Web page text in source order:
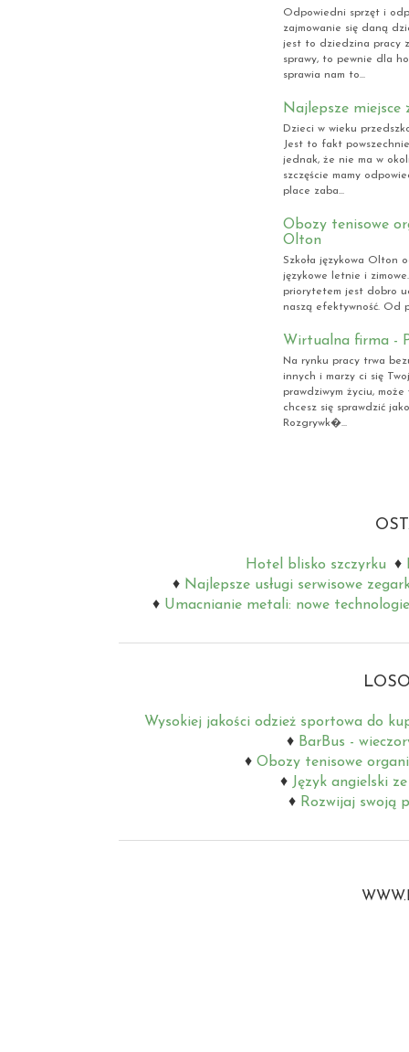
Odpowiedni sprzęt i
zajmowanie się daną
jest to dziedzina pracy
sprawy, to pewnie dla
sprawia nam to...
Najlepsze miejsce
Dzieci w wieku
Jest to fakt
jednak, że nie ma w
szczęście mamy
place zaba...
Obozy tenisowe
Olton
Szkoła językowa Olton
językowe letnie i
priorytetem jest dobro
naszą efektywność. Od
Wirtualna firma -
Na rynku pracy trwa
innych i marzy ci się
prawdziwym życiu,
chcesz się sprawdzić
Rozgrywk�...
Hotel blisko szczyrku
Najlepsze usługi serwisowe
Umacnianie metali: nowe
Wysokiej jakości odzież sportowa do
BarBus -
Obozy tenisowe
Język angielski
Rozwijaj swoją